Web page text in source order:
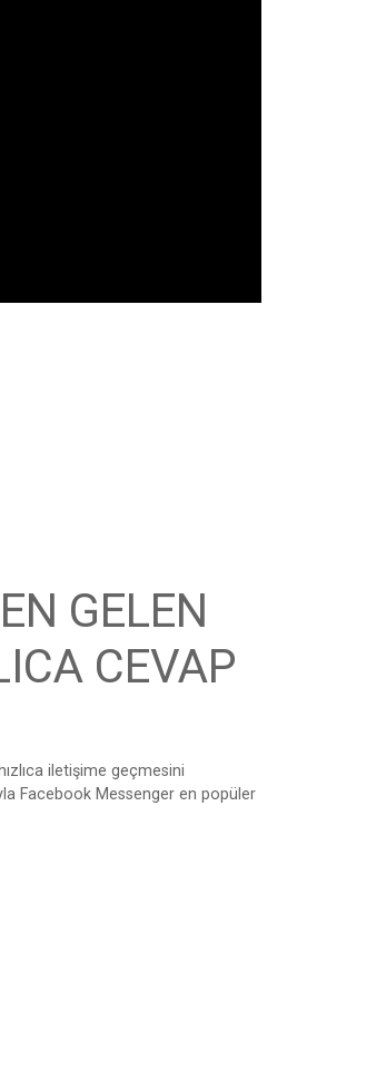
GELEN
CEVAP
iletişime geçmesini
Facebook Messenger en popüler